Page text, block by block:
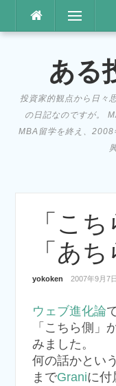
メニュー
ある
投資家的観点から日々
の日記なのですが。
MBA留学を終え、2008
「こ
「あ
yokoken 2007年9月7日
ウェブ進化論
「こちら側」
みました。
何の話かとい
までGraniに付